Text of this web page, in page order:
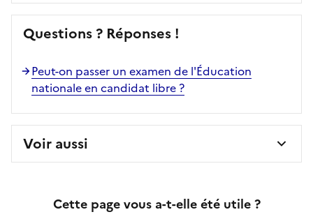
Questions ? Réponses !
Peut-on passer un examen de l'Éducation
nationale en candidat libre ?
Voir aussi
Cette page vous a-t-elle été utile ?